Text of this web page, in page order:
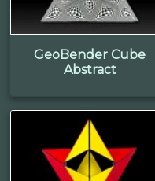
GeoBender Cube
Abstract